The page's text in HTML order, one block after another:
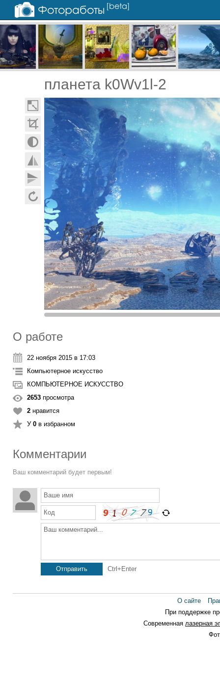
планета k0Wv1l-2
О работе
22 ноября 2015 в 17:03
Компьютерное искусство
КОМПЬЮТЕРНОЕ ИСКУССТВО
2653 просмотра
2 нравится
У 0 в избранном
Комментарии
Ваш комментарий будет первым!
Ваше имя
Код
Ваш комментарий...
Отправить Ctrl+Enter
О сайте
При поддержке
Современная лазерная